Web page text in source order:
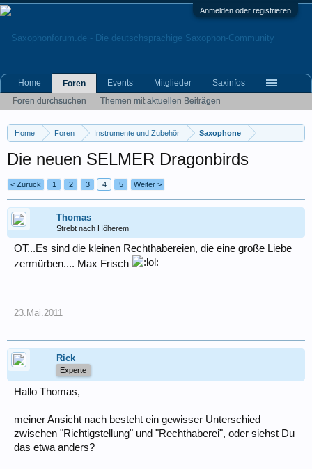
Anmelden oder registrieren
Home Foren Instrumente und Zubehör Saxophone
Die neuen SELMER Dragonbirds
< Zurück 1 2 3 4 5 Weiter >
Thomas
Strebt nach Höherem
OT...Es sind die kleinen Rechthabereien, die eine große Liebe
zermürben.... Max Frisch
23.Mai.2011
Rick
Experte
Hallo Thomas,
meiner Ansicht nach besteht ein gewisser Unterschied
zwischen "Richtigstellung" und "Rechthaberei", oder siehst Du
das etwa anders?
Home
Foren
Foren durchsuchen
Themen mit aktuellen Beiträgen
Events Mitglieder Saxinfos